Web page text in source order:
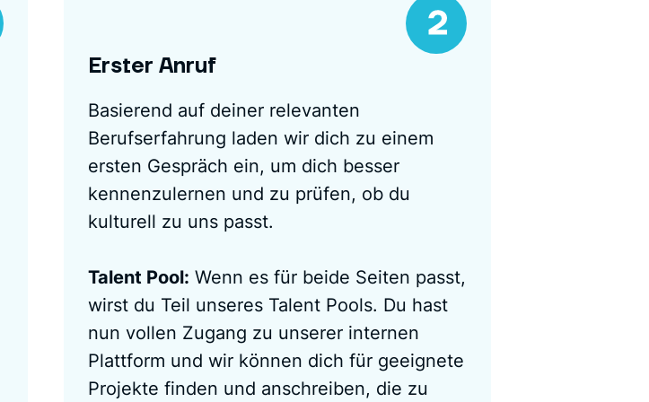
Erster Anruf
Basierend auf deiner relevanten
Berufserfahrung laden wir dich zu einem
ersten Gespräch ein, um dich besser
kennenzulernen und zu prüfen, ob du
kulturell zu uns passt.
Talent Pool: Wenn es für beide Seiten passt,
wirst du Teil unseres Talent Pools. Du hast
nun vollen Zugang zu unserer internen
Plattform und wir können dich für geeignete
Projekte finden und anschreiben, die zu